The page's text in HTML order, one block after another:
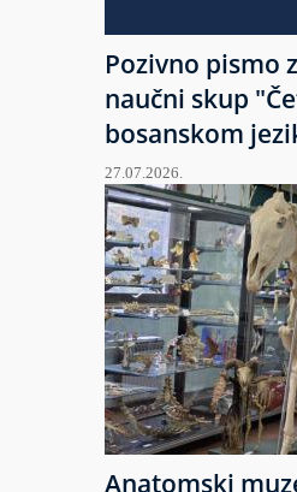
Pozivno pismo
naučni skup
bosanskom
27.07.2026.
Anatomski